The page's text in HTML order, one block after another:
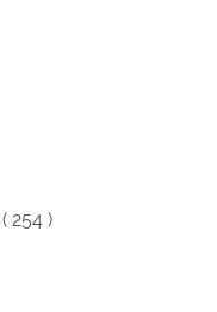
( 254 )